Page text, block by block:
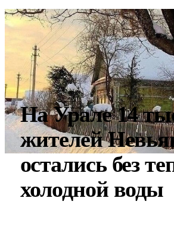
На Урале 14
жителей
остались без
холодной воды